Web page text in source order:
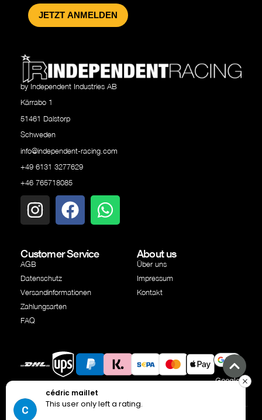
by Independent Industries AB
Kärrabo 1
51461 Dalstorp
Schweden
info@independent-racing.com
+49 6131 3277629
+46 765718085
Customer Service
AGB
Datenschutz
Versandinformationen
Zahlungsarten
FAQ
About us
Über uns
Impressum
Kontakt
JETZT ANMELDEN
Google
© Copyright Independent Industries AB 2025 | All rights
cédric maillet
This user only left a rating.